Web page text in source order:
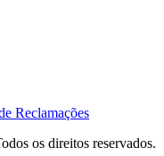
Reclamações
os direitos reservados.